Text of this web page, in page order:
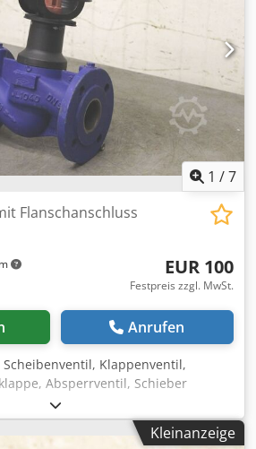
1 /7
Flanschanschluss
EUR 100
Festpreis zzgl. MwSt.
Anrufen
Scheibenventil, Klappenventil,
Absperrventil, Schieber
-ohne: Antrieb -Anschluß: DN50 -
PN16 -Abmessungen:
11,1 kg
Kleinanzeige